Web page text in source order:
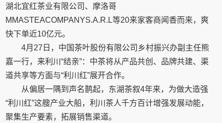
湖北宜红茶业有限公司、摩洛哥
MMASTEACOMPANYS.A.R.L等20来家客商闻香而来，爽
快下单近10亿元。
4月27日，中国茶叶股份有限公司乡村振兴办副主任熊
嘉一行，来利川“结亲”：中茶将从产品共创、品牌共建、渠
道共享等方面与“利川红”展开合作。
从偏居一隅到声名鹊起，东湖茶叙4年来，为做大造强
“利川红”这艘产业大船，利川茶人千方百计增强发展动能，
聚集生产要素，拓展销售渠道。